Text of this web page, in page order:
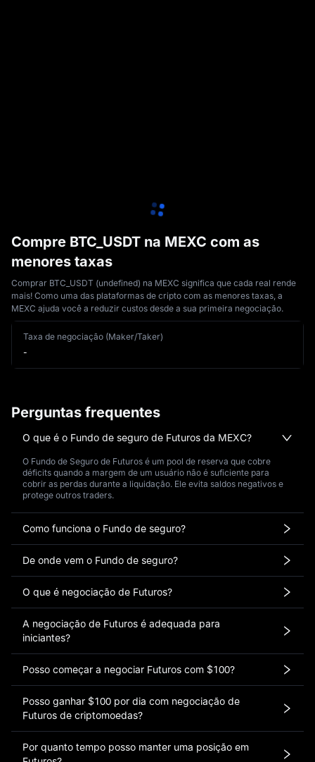
Compre BTC_USDT na MEXC com as
menores taxas
Comprar BTC_USDT (undefined) na MEXC significa que cada real rende
mais! Como uma das plataformas de cripto com as menores taxas, a
MEXC ajuda você a reduzir custos desde a sua primeira negociação.
Taxa de negociação (Maker/Taker)
-
Perguntas frequentes
O que é o Fundo de seguro de Futuros da MEXC?
O Fundo de Seguro de Futuros é um pool de reserva que cobre
déficits quando a margem de um usuário não é suficiente para
cobrir as perdas durante a liquidação. Ele evita saldos negativos e
protege outros traders.
Como funciona o Fundo de seguro?
De onde vem o Fundo de seguro?
O que é negociação de Futuros?
A negociação de Futuros é adequada para
iniciantes?
Posso começar a negociar Futuros com $100?
Posso ganhar $100 por dia com negociação de
Futuros de criptomoedas?
Por quanto tempo posso manter uma posição em